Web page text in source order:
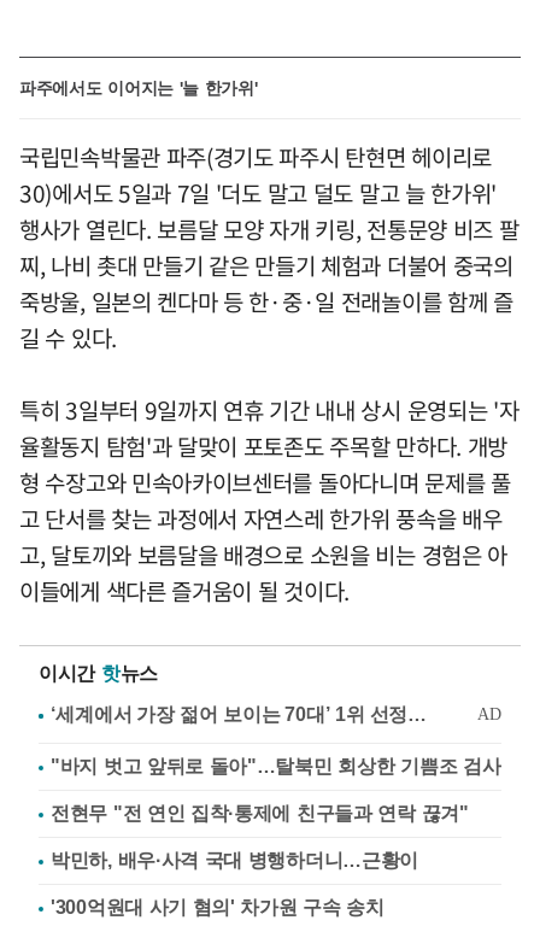
파주에서도 이어지는 '늘 한가위'
국립민속박물관 파주(경기도 파주시 탄현면 헤이리로
30)에서도 5일과 7일 '더도 말고 덜도 말고 늘 한가위'
행사가 열린다. 보름달 모양 자개 키링, 전통문양 비즈 팔
찌, 나비 촛대 만들기 같은 만들기 체험과 더불어 중국의
죽방울, 일본의 켄다마 등 한·중·일 전래놀이를 함께 즐
길 수 있다.
특히 3일부터 9일까지 연휴 기간 내내 상시 운영되는 '자
율활동지 탐험'과 달맞이 포토존도 주목할 만하다. 개방
형 수장고와 민속아카이브센터를 돌아다니며 문제를 풀
고 단서를 찾는 과정에서 자연스레 한가위 풍속을 배우
고, 달토끼와 보름달을 배경으로 소원을 비는 경험은 아
이들에게 색다른 즐거움이 될 것이다.
이시간 핫뉴스
"바지 벗고 앞뒤로 돌아"…탈북민 회상한 기쁨조 검사
전현무 "전 연인 집착·통제에 친구들과 연락 끊겨"
박민하, 배우·사격 국대 병행하더니…근황이
'300억원대 사기 혐의' 차가원 구속 송치